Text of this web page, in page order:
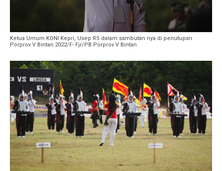
Ketua Umum KONI Kepri, Usep RS dalam sambutan nya di penutupan
Porprov V Bintan 2022/F- Fjr/PB Porprov V Bintan